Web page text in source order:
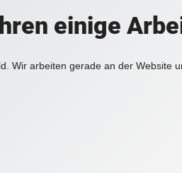
einige
Wir arbeiten gerade an der Website